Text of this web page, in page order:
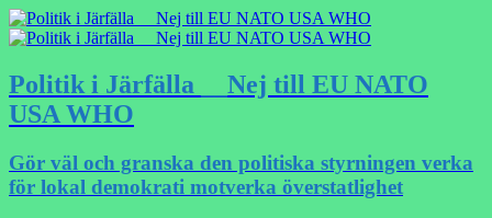
Politik i Järfälla __Nej till EU NATO
USA WHO
Gör väl och granska den politiska styrningen verka
för lokal demokrati motverka överstatlighet